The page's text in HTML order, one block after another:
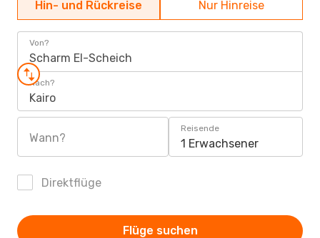
Hin- und Rückreise Nur Hinreise
Von?
Scharm El-Scheich
Nach?
Kairo
Wann?
Reisende
1 Erwachsener
Direktflüge
Flüge suchen